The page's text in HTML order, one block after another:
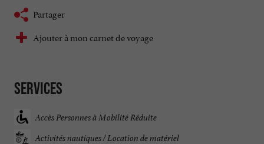
Partager
Ajouter à mon carnet de voyage
Services
Accès Personnes à Mobilité Réduite
Activités nautiques / Location de matériel